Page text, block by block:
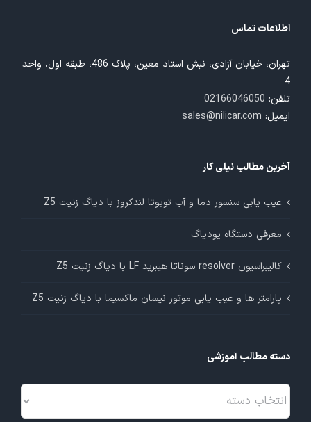
اطلاعات تماس
تهران، خیابان آزادی، نبش استاد معین، پلاک 486، طبقه اول، واحد
4
تلفن: 02166046050
ایمیل: sales@nilicar.com
آخرین مطالب نیلی کار
عیب یابی سنسور دما و آب تویوتا لندکروز با دیاگ زنیت Z5
معرفی دستگاه یودیاگ
کالیبراسیون resolver سوناتا هیبرید LF با دیاگ زنیت Z5
پارامتر ها و عیب یابی موتور نیسان ماکسیما با دیاگ زنیت Z5
دسته مطالب آموزشی
دسته